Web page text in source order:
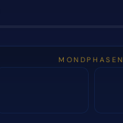
MONDPHASEN